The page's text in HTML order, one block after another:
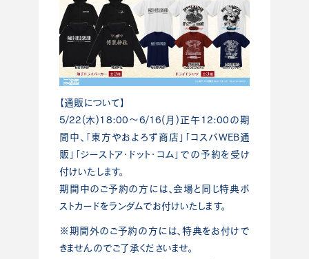
【通販について】
5/22(木)18:00～6/16(月)正午12:00の期
間中、「東方やおよろず商店」「コスパWEB通
販」「ジーストア・ドット・コム」での予約を受け
付けいたします。
期間中のご予約の方には、会場と同じ特典ポ
ストカードをランダムでお付けいたします。
※期間外のご予約の方には、特典をお付けで
きませんのでご了承くださいませ。